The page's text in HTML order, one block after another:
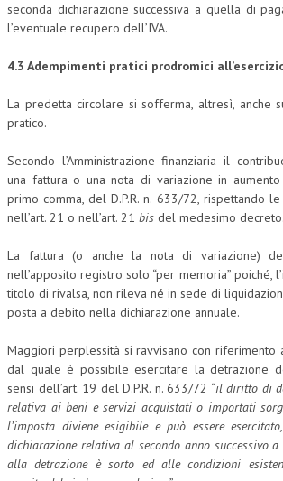
seconda dichiarazione successiva a quella di
l’eventuale recupero dell’IVA.
4.3 Adempimenti pratici prodromici
La predetta circolare si sofferma, altresì, anche
pratico.
Secondo l’Amministrazione finanziaria il
una fattura o una nota di variazione in aumento
primo comma, del D.P.R. n. 633/72, rispettando
nell’art. 21 o nell’art. 21 bis del medesimo decreto.
La fattura (o anche la nota di variazione)
nell’apposito registro solo “per memoria” poiché,
titolo di rivalsa, non rileva né in sede di
posta a debito nella dichiarazione annuale.
Maggiori perplessità si ravvisano con riferimento
dal quale è possibile esercitare la detrazione
sensi dell’art. 19 del D.P.R. n. 633/72 “il diritto di
relativa ai beni e servizi acquistati o importati
l’imposta diviene esigibile e può essere
dichiarazione relativa al secondo anno successivo
alla detrazione è sorto ed alle condizioni